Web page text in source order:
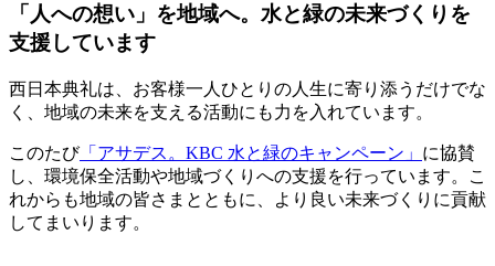
「人への想い」を地域へ。水と緑の未来づくりを
支援しています
西日本典礼は、お客様一人ひとりの人生に寄り添うだけでな
く、地域の未来を支える活動にも力を入れています。
このたび「アサデス。KBC 水と緑のキャンペーン」 に協賛
し、環境保全活動や地域づくりへの支援を行っています。こ
れからも地域の皆さまとともに、より良い未来づくりに貢献
してまいります。